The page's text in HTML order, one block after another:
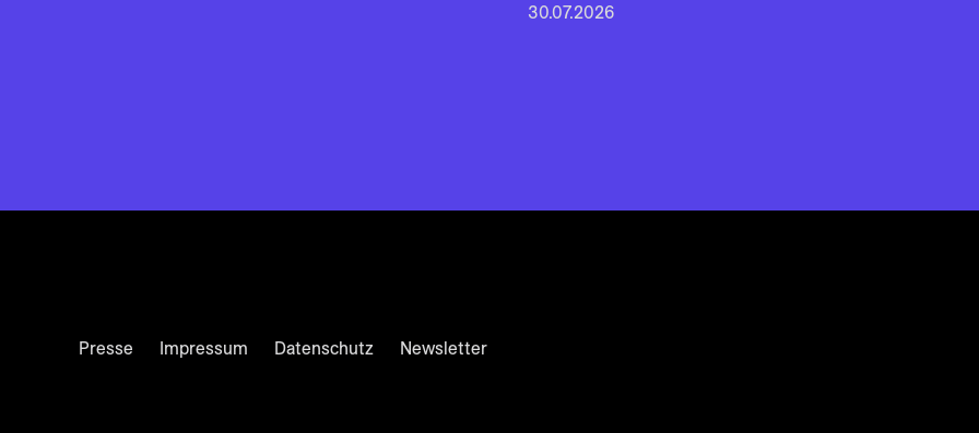
30.07.2026
Presse Impressum Datenschutz Newsletter